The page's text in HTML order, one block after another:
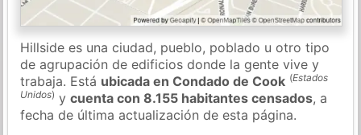
Hillside es una ciudad, pueblo, poblado u otro tipo
de agrupación de edificios donde la gente vive y
trabaja. Está ubicada en Condado de Cook (Estados
Unidos) ycuenta con 8.155 habitantes censados, a
fecha de última actualización de esta página.